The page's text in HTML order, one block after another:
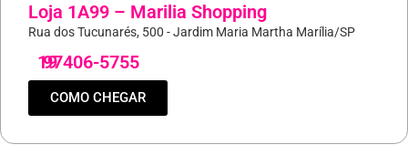
Loja 1A99 – Marilia Shopping
Rua dos Tucunarés, 500 - Jardim Maria Martha Marília/SP
19
97406-5755
COMO CHEGAR